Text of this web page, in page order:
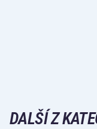
DALŠÍ Z